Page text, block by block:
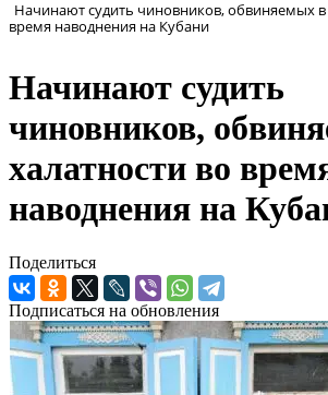
Начинают судить чиновников, обвиняемых в
время наводнения на Кубани
Начинают судить
чиновников,
халатности во
наводнения на
Поделиться
Подписаться на обновления